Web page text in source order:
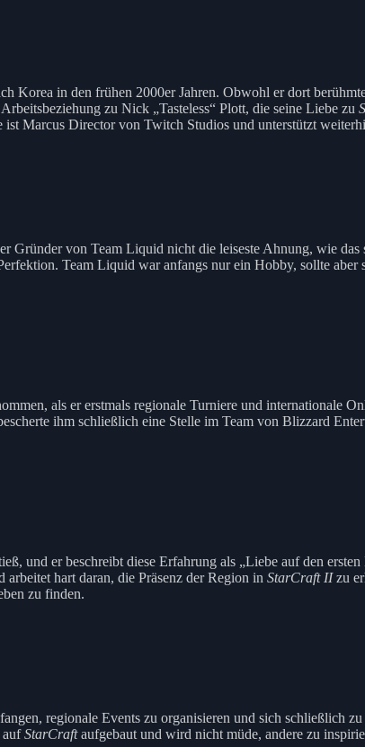
Korea in den frühen 2000er Jahren. Obwohl er dort
zu Nick „Tasteless“ Plott, die seine Liebe zu
Marcus Director von Twitch Studios und unterstützt
Gründer von Team Liquid nicht die leiseste Ahnung, wie
Team Liquid war anfangs nur ein Hobby, sollte aber
als er erstmals regionale Turniere und internationale
ihm schließlich eine Stelle im Team von Blizzard
und er beschreibt diese Erfahrung als „Liebe auf den
hart daran, die Präsenz der Region in StarCraft IIzu
zu finden.
regionale Events zu organisieren und sich schließlich
aufStarCraftaufgebaut und wird nicht müde, andere zu